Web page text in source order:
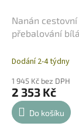
Nanán
přebalování bílá
Dodání 2-4 týdny
1 945 Kč bez DPH
2 353 Kč
Do košíku